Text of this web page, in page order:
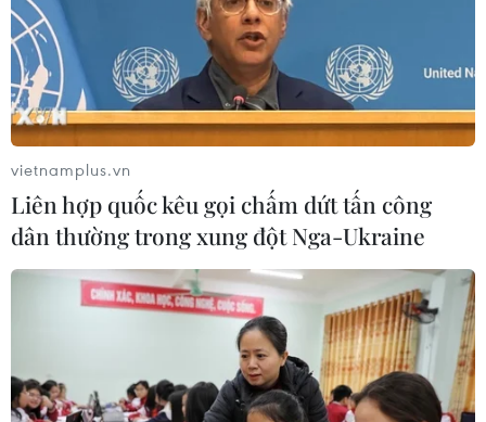
vietnamplus.vn
Liên hợp quốc kêu gọi chấm dứt tấn công
dân thường trong xung đột Nga-Ukraine